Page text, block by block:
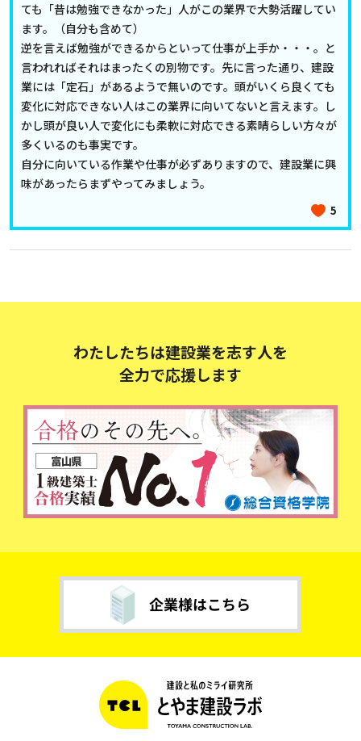
ても「昔は勉強できなかった」人がこの業界で大勢活躍してい
ます。（自分も含めて）
逆を言えば勉強ができるからといって仕事が上手か・・・。と
言われればそれはまったくの別物です。先に言った通り、建設
業には「定石」があるようで無いのです。頭がいくら良くても
変化に対応できない人はこの業界に向いてないと言えます。し
かし頭が良い人で変化にも柔軟に対応できる素晴らしい方々が
多くいるのも事実です。
自分に向いている作業や仕事が必ずありますので、建設業に興
味があったらまずやってみましょう。
5
わたしたちは建設業を志す人を
全力で応援します